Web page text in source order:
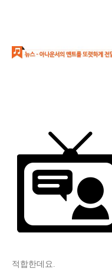
적합한데요.